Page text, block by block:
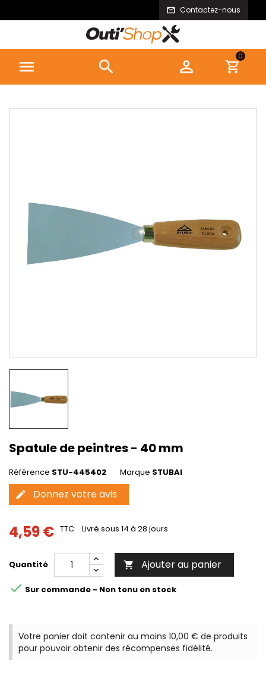
Contactez-nous
  
0
Spatule de peintres - 40 mm
Référence STU-445402 Marque STUBAI
edit Donnez votre avis
4,59 € TTC Livré sous 14 à 28 jours
Quantité  Ajouter au panier
 Sur commande - Non tenu en stock
Votre panier doit contenir au moins 10,00 € de produits
pour pouvoir obtenir des récompenses fidélité.